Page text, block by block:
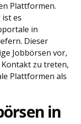
Plattformen.
es
in
Dieser
Jobbörsen vor,
zu treten,
Plattformen als
in